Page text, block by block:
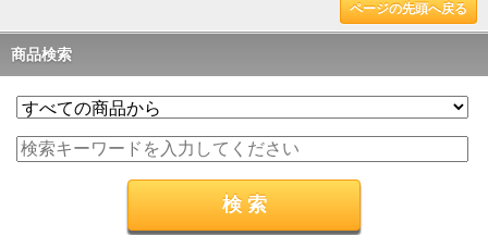
ページの先頭へ戻る
商品検索